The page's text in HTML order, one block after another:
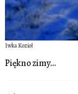
Iwka Kozioł
Piękno zimy...